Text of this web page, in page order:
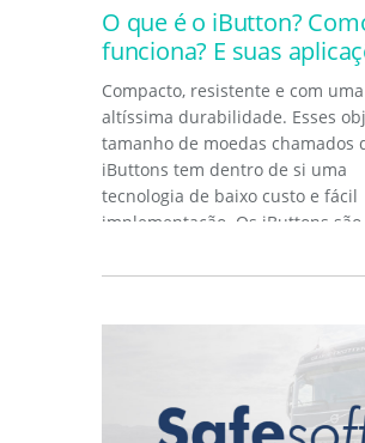
O que é o iButton?
funciona? E suas
Compacto, resistente e com uma
altíssima durabilidade. Esses
tamanho de moedas chamados
iButtons tem dentro de si uma
tecnologia de baixo custo e fácil
implementação. Os iButtons são